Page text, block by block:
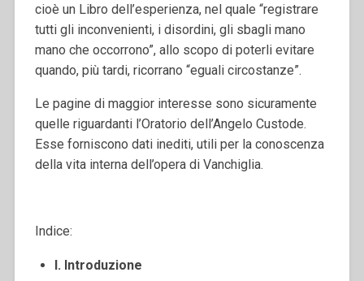
cioè un Libro dell’esperienza, nel quale “registrare
tutti gli inconvenienti, i disordini, gli sbagli mano
mano che occorrono”, allo scopo di poterli evitare
quando, più tardi, ricorrano “eguali circostanze”.
Le pagine di maggior interesse sono sicuramente
quelle riguardanti l’Oratorio dell’Angelo Custode.
Esse forniscono dati inediti, utili per la conoscenza
della vita interna dell’opera di Vanchiglia.
Indice:
I. Introduzione